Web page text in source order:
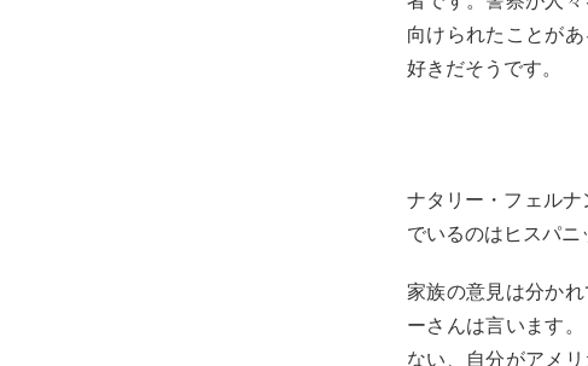
向けられたことが
好きだそうです。
ナタリー・フェル
でいるのはヒスパニ
家族の意見は分か
ーさんは言います
ない、自分がアメ